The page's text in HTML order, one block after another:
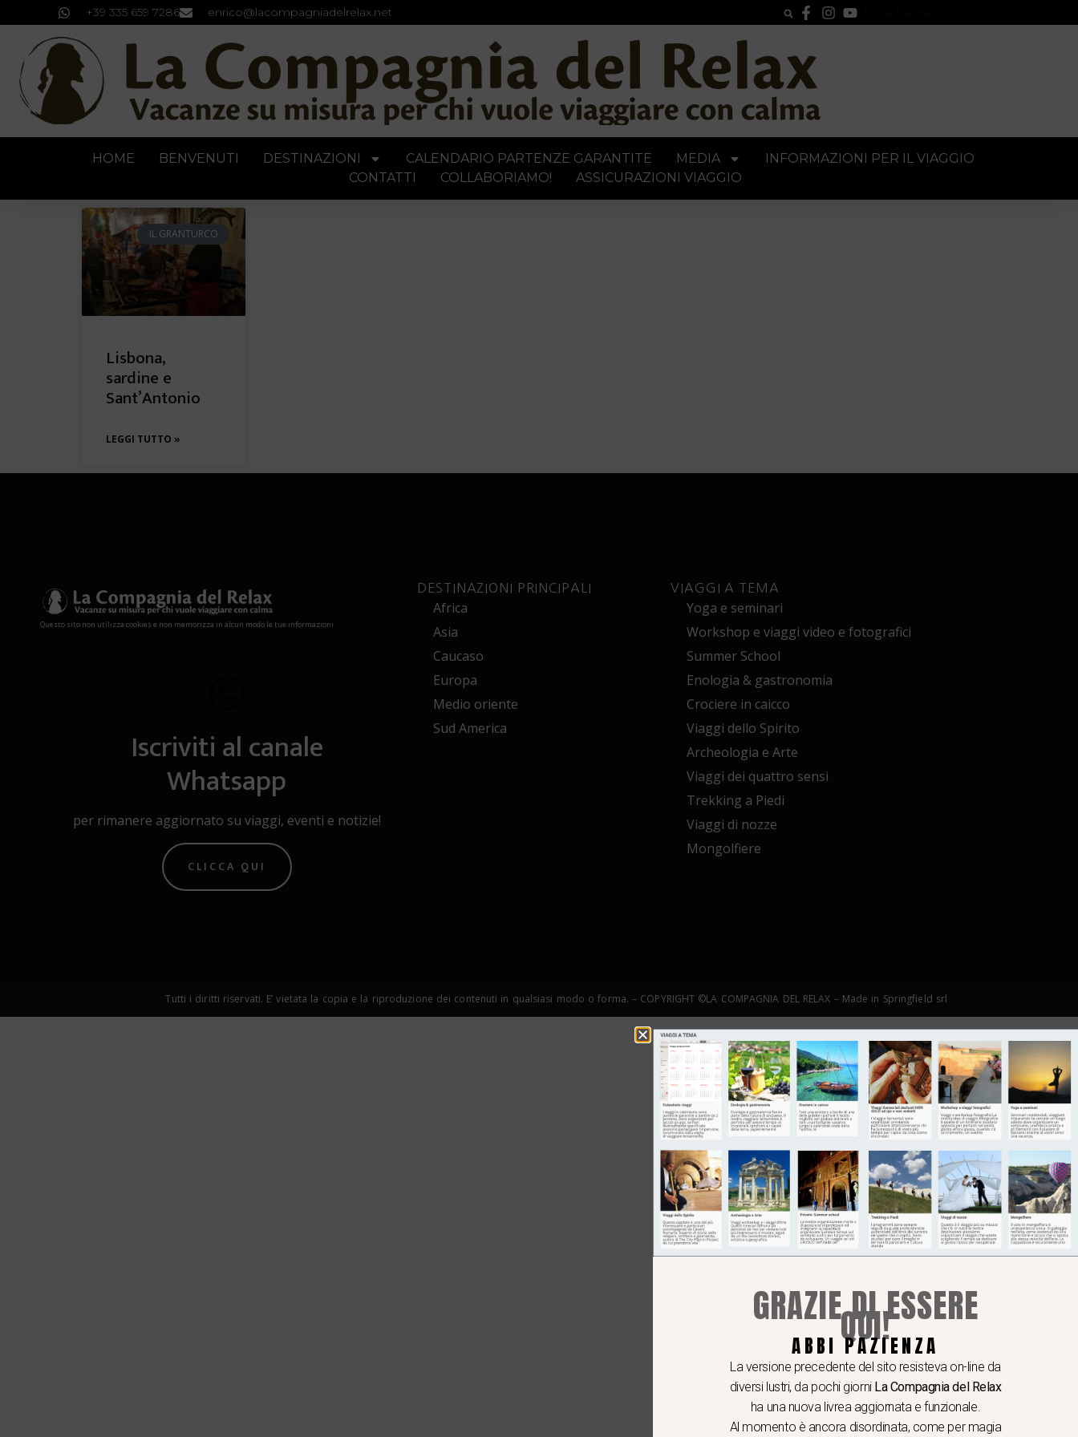
+39 335 659 7286 enrico@lacompagniadelrelax.net
HOME BENVENUTI DESTINAZIONI CALENDARIO PARTENZE GARANTITE MEDIA
INFORMAZIONI PER IL VIAGGIO
CONTATTI
COLLABORIAMO! ASSICURAZIONI VIAGGIO
IL GRANTURCO
Lisbona,
sardine e
Sant’Antonio
LEGGI TUTTO »
Questo sito non utilizza cookies e non memorizza in alcun modo le tue informazioni
Iscriviti al canale
Whatsapp
per rimanere aggiornato su viaggi, eventi e notizie!
CLICCA QUI
DESTINAZIONI PRINCIPALI
Africa
Asia
Caucaso
Europa
Medio oriente
Sud America
VIAGGI A TEMA
Yoga e seminari
Workshop e viaggi video e fotografici
Summer School
Enologia & gastronomia
Crociere in caicco
Viaggi dello Spirito
Archeologia e Arte
Viaggi dei quattro sensi
Trekking a Piedi
Viaggi di nozze
Mongolfiere
Tutti i diritti riservati. E’ vietata la copia e la riproduzione dei contenuti in qualsiasi modo o forma. – COPYRIGHT ©LA COMPAGNIA DEL RELAX – Made in Springfield srl
GRAZIE DI ESSERE
QUI!
ABBI PAZIENZA
La versione precedente del sito resisteva on-line da
diversi lustri, da pochi giorni La Compagnia del Relax
ha una nuova livrea aggiornata e funzionale.
Al momento è ancora disordinata, come per magia